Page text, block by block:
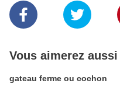
Vous aimerez aussi
gateau ferme ou cochon